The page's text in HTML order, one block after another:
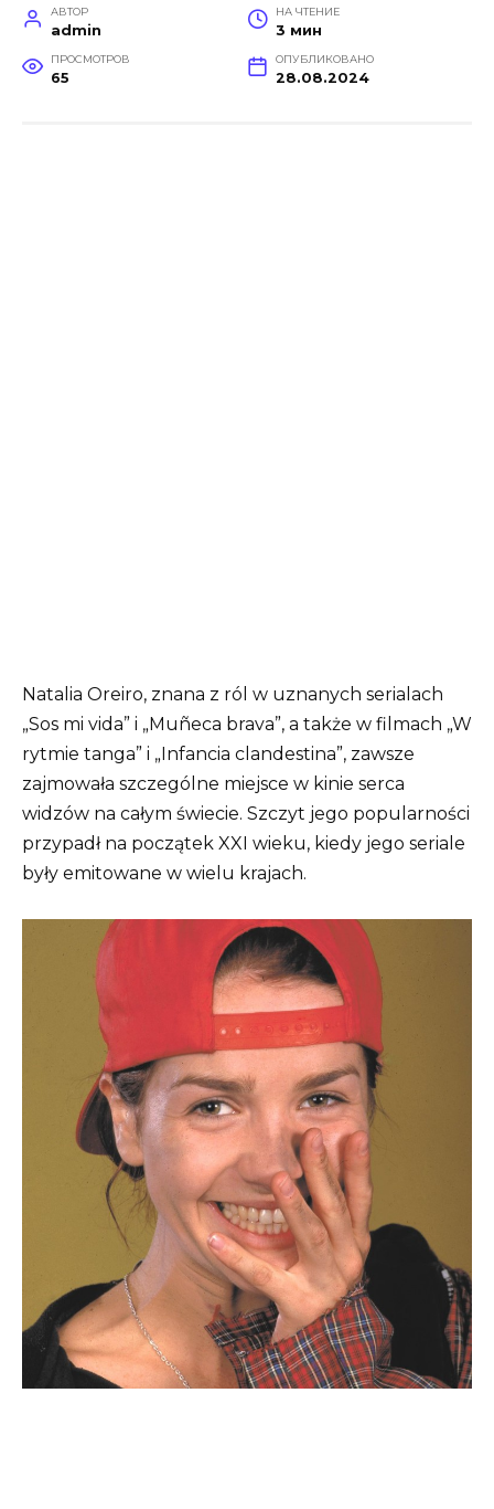
АВТОР
admin
НА ЧТЕНИЕ
3 мин
ПРОСМОТРОВ
65
ОПУБЛИКОВАНО
28.08.2024
Natalia Oreiro, znana z ról w uznanych serialach
„Sos mi vida” i „Muñeca brava”, a także w filmach „W
rytmie tanga” i „Infancia clandestina”, zawsze
zajmowała szczególne miejsce w kinie serca
widzów na całym świecie. Szczyt jego popularności
przypadł na początek XXI wieku, kiedy jego seriale
były emitowane w wielu krajach.